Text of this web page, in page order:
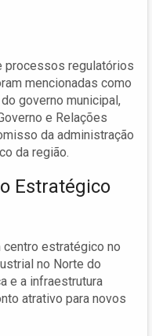
processos regulatórios
mencionadas como
governo municipal,
e Relações
da administração
da região.
Estratégico
centro estratégico no
no Norte do
e a infraestrutura
atrativo para novos